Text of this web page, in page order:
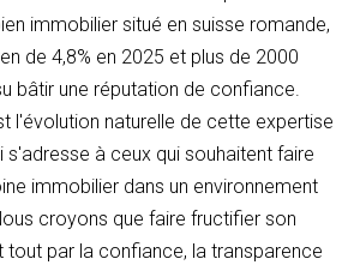
immobilier situé en suisse romande,
de 4,8% en 2025 et plus de 2000
bâtir une réputation de confiance.
l'évolution naturelle de cette expertise
s'adresse à ceux qui souhaitent faire
immobilier dans un environnement
croyons que faire fructifier son
tout par la confiance, la transparence